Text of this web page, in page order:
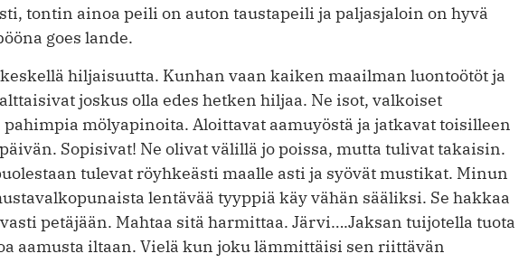
tontin ainoa peili on auton taustapeili ja paljasjaloin on hyvä
goes lande.
hiljaisuutta. Kunhan vaan kaiken maailman luontoötöt ja
joskus olla edes hetken hiljaa. Ne isot, valkoiset
mölyapinoita. Aloittavat aamuyöstä ja jatkavat toisilleen
Sopisivat! Ne olivat välillä jo poissa, mutta tulivat takaisin.
tulevat röyhkeästi maalle asti ja syövät mustikat. Minun
lentävää tyyppiä käy vähän sääliksi. Se hakkaa
petäjään. Mahtaa sitä harmittaa. Järvi….Jaksan tuijotella tuota
aamusta iltaan. Vielä kun joku lämmittäisi sen riittävän